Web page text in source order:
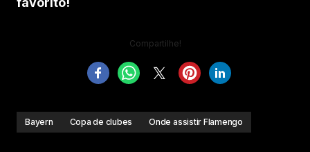
Compartilhe!
Bayern Copa de clubes Onde assistir Flamengo